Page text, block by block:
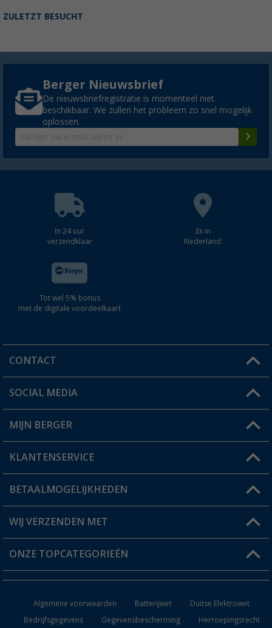
ZULETZT BESUCHT
Berger Nieuwsbrief
De nieuwsbriefregistratie is momenteel niet
beschikbaar. We zullen het probleem zo snel mogelijk
oplossen.
In 24 uur
verzendklaar
3x in
Nederland
Tot wel 5% bonus
met de digitale voordeelkaart
CONTACT
Een vraag?
Winkel vinden
SOCIAL MEDIA
MIJN BERGER
Mijn account
Status bestelling
Verlanglijstje
KLANTENSERVICE
FAQ & Contact
Verzendinformatie
Catalogus
BETAALMOGELIJKHEDEN
WIJ VERZENDEN MET
ONZE TOPCATEGORIEËN
Keukenaccessoires
Algemene voorwaarden Batterijwet
Duitse Elektrowet
Bedrijfsgegevens
Gegevensbescherming Herroepingsrecht